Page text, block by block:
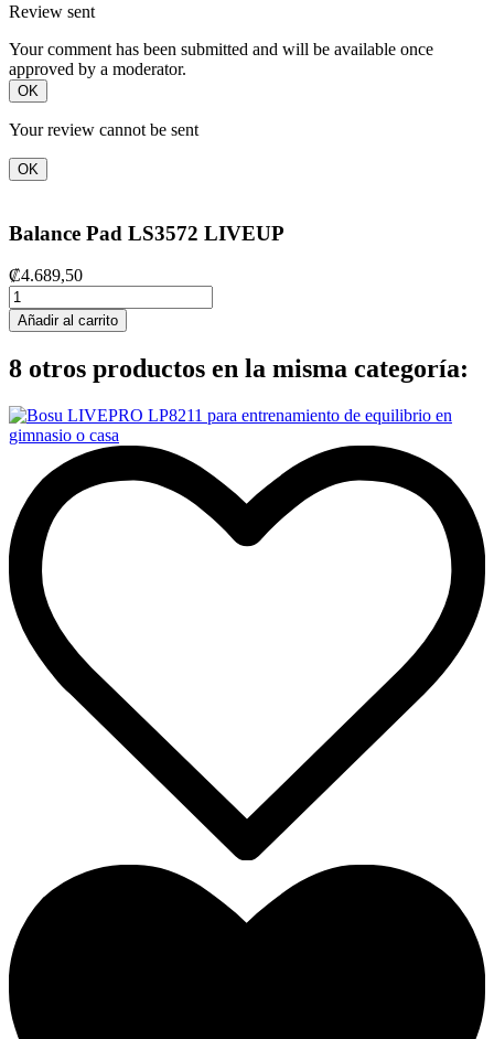
Review sent
Your comment has been submitted and will be available once
approved by a moderator.
OK
Your review cannot be sent
OK
Balance Pad LS3572 LIVEUP
₡4.689,50
Añadir al carrito
8 otros productos en la misma categoría: